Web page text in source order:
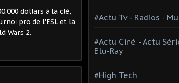
dollars à la clé,
pro de l'ESL et la
Wars 2.
#Actu Tv - Radios -
#Actu Ciné - Actu
Blu-Ray
#High Tech